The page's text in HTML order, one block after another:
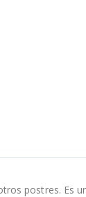
postres. Es